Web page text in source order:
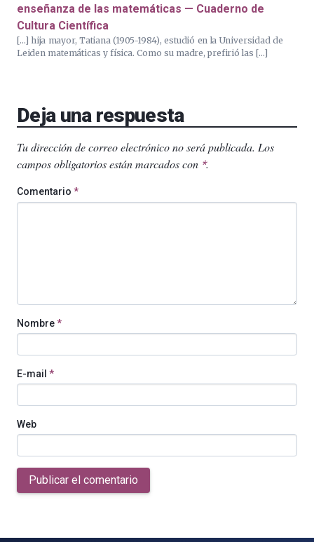
enseñanza de las matemáticas — Cuaderno de
Cultura Científica
[…] hija mayor, Tatiana (1905-1984), estudió en la Universidad de
Leiden matemáticas y física. Como su madre, prefirió las […]
Deja una respuesta
Tu dirección de correo electrónico no será publicada. Los
campos obligatorios están marcados con *.
Comentario *
Nombre*
E-mail *
Web
Publicar el comentario